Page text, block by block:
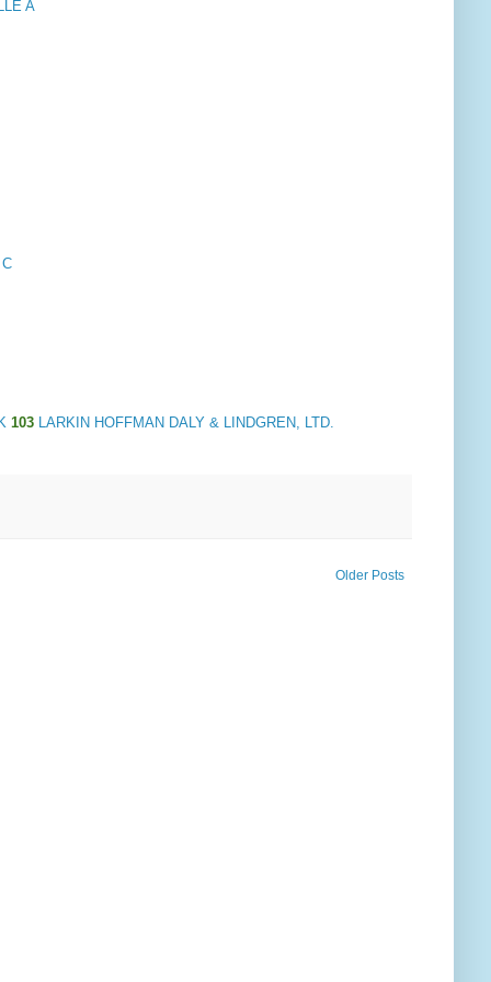
A
103 LARKIN HOFFMAN DALY & LINDGREN, LTD.
Older Posts